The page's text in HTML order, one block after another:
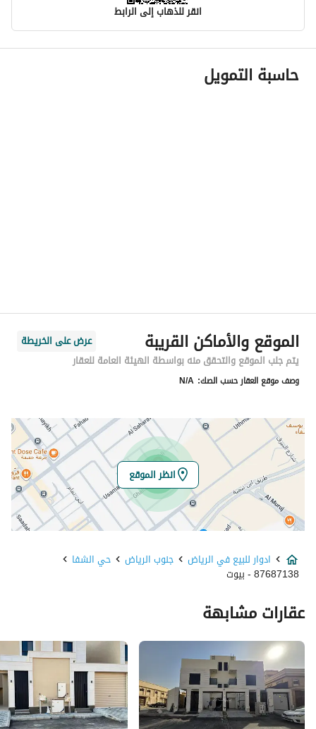
انقر للذهاب إلى الرابط
معلومات مسؤول الإعلان
اسم المسؤول
رقم المبنى
3229
الرقم الاضافي
خط العرض
24.567570225317702
خط الطول
46.708295604202384
تفاصيل العقار
نوع الإعلان
للبيع
استخدام العقار
-
السعر
المساحة
276.09
عدد الغرف
4
حاسبة التمويل
الموقع والأماكن القريبة
عرض على الخريطة
يتم جلب الموقع والتحقق منه بواسطة الهيئة العامة للعقار
وصف موقع العقار حسب الصك: N/A
انظر الموقع
ادوار للبيع في الرياض جنوب الرياض حي الشفا
87687138 - بيوت
عقارات مشابهة